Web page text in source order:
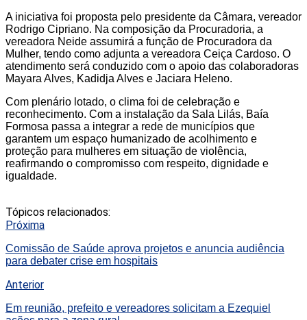
A iniciativa foi proposta pelo presidente da Câmara, vereador
Rodrigo Cipriano. Na composição da Procuradoria, a
vereadora Neide assumirá a função de Procuradora da
Mulher, tendo como adjunta a vereadora Ceiça Cardoso. O
atendimento será conduzido com o apoio das colaboradoras
Mayara Alves, Kadidja Alves e Jaciara Heleno.
Com plenário lotado, o clima foi de celebração e
reconhecimento. Com a instalação da Sala Lilás, Baía
Formosa passa a integrar a rede de municípios que
garantem um espaço humanizado de acolhimento e
proteção para mulheres em situação de violência,
reafirmando o compromisso com respeito, dignidade e
igualdade.
Tópicos relacionados:
Próxima
Comissão de Saúde aprova projetos e anuncia audiência
para debater crise em hospitais
Anterior
Em reunião, prefeito e vereadores solicitam a Ezequiel